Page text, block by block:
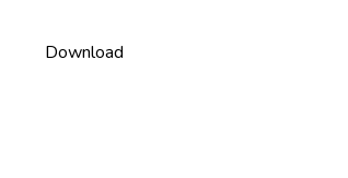
Download